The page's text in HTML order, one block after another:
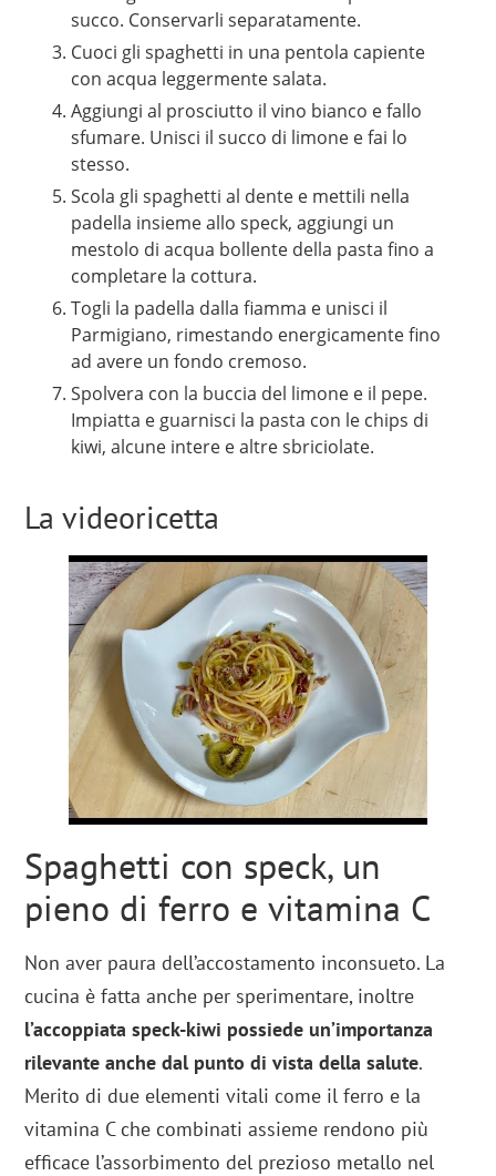
succo. Conservarli separatamente.
Cuoci gli spaghetti in una pentola capiente
con acqua leggermente salata.
Aggiungi al prosciutto il vino bianco e fallo
sfumare. Unisci il succo di limone e fai lo
stesso.
Scola gli spaghetti al dente e mettili nella
padella insieme allo speck, aggiungi un
mestolo di acqua bollente della pasta fino a
completare la cottura.
Togli la padella dalla fiamma e unisci il
Parmigiano, rimestando energicamente fino
ad avere un fondo cremoso.
Spolvera con la buccia del limone e il pepe.
Impiatta e guarnisci la pasta con le chips di
kiwi, alcune intere e altre sbriciolate.
La videoricetta
Spaghetti con speck, un
pieno di ferro e vitamina C
Non aver paura dell’accostamento inconsueto. La
cucina è fatta anche per sperimentare, inoltre
l’accoppiata speck-kiwi possiede un’importanza
rilevante anche dal punto di vista della salute.
Merito di due elementi vitali come il ferro e la
vitamina C che combinati assieme rendono più
efficace l’assorbimento del prezioso metallo nel